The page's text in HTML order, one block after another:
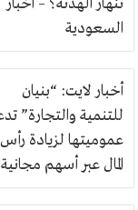
تنهار الهدنة؟ – أخبار
السعودية
أخبار لايت: “بنيان
للتنمية والتجارة”
عموميتها لزيادة رأس
المال عبر أسهم مجانية
بنسبة 10%